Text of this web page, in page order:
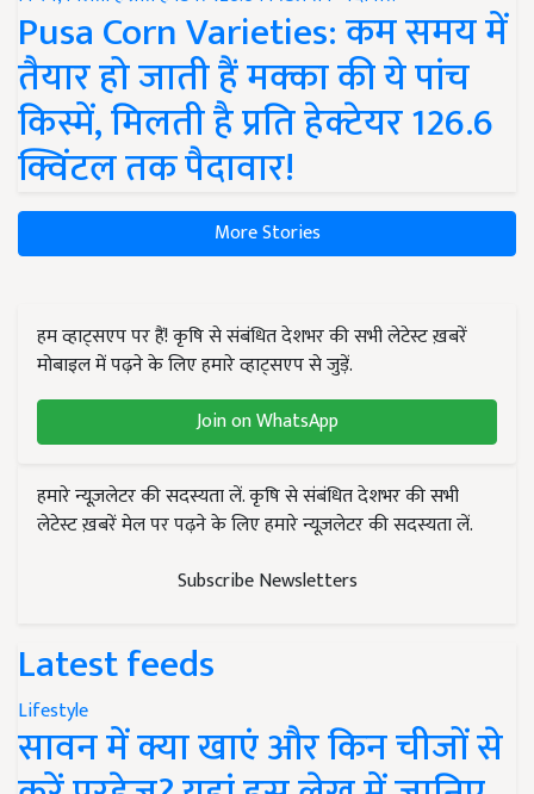
Pusa Corn Varieties: कम समय में
तैयार हो जाती हैं मक्का की ये पांच
किस्में, मिलती है प्रति हेक्टेयर 126.6
क्विंटल तक पैदावार!
More Stories
हम व्हाट्सएप पर हैं! कृषि से संबंधित देशभर की सभी लेटेस्ट ख़बरें
मोबाइल में पढ़ने के लिए हमारे व्हाट्सएप से जुड़ें.
Join on WhatsApp
हमारे न्यूज़लेटर की सदस्यता लें. कृषि से संबंधित देशभर की सभी
लेटेस्ट ख़बरें मेल पर पढ़ने के लिए हमारे न्यूज़लेटर की सदस्यता लें.
Subscribe Newsletters
Latest feeds
Lifestyle
सावन में क्या खाएं और किन चीजों से